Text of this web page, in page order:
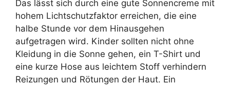
Das lässt sich durch eine gute Sonnencreme mit
hohem Lichtschutzfaktor erreichen, die eine
halbe Stunde vor dem Hinausgehen
aufgetragen wird. Kinder sollten nicht ohne
Kleidung in die Sonne gehen, ein T-Shirt und
eine kurze Hose aus leichtem Stoff verhindern
Reizungen und Rötungen der Haut. Ein